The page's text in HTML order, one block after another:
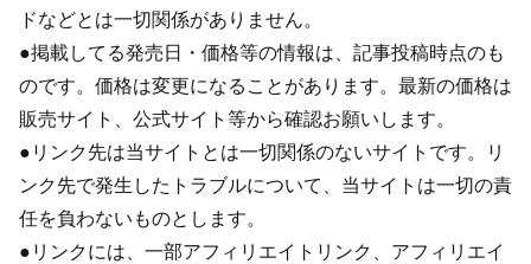
ドなどとは一切関係がありません。
●掲載してる発売日・価格等の情報は、記事投稿時点のも
のです。価格は変更になることがあります。最新の価格は
販売サイト、公式サイト等から確認お願いします。
●リンク先は当サイトとは一切関係のないサイトです。リ
ンク先で発生したトラブルについて、当サイトは一切の責
任を負わないものとします。
●リンクには、一部アフィリエイトリンク、アフィリエイ